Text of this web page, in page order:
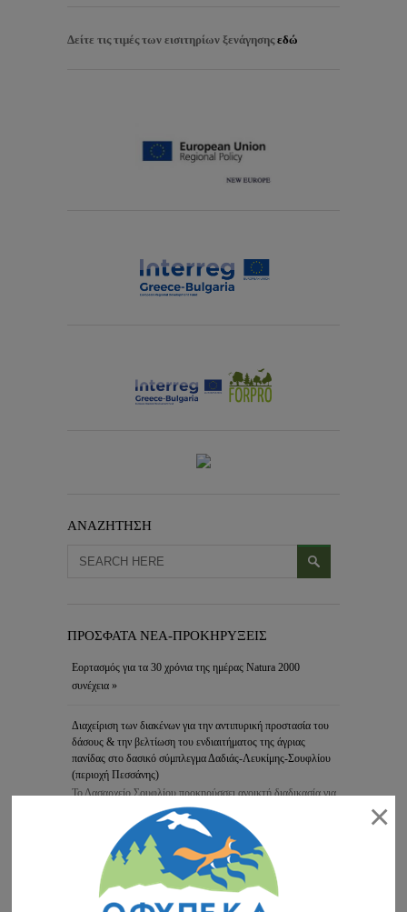
Δείτε τις τιμές των εισιτηρίων ξενάγησηςεδώ
ΑΝΑΖΗΤΗΣΗ
ΠΡΟΣΦΑΤΑ ΝΕΑ-ΠΡΟΚΗΡΥΞΕΙΣ
Εορτασμός για τα 30 χρόνια της ημέρας Natura 2000
συνέχεια »
Διαχείριση των διακένων για την αντιπυρική προστασία του
δάσους & την βελτίωση του ενδιαιτήματος της άγριας
πανίδας στο δασικό σύμπλεγμα Δαδιάς-Λευκίμης-Σουφλίου
(περιοχή Πεσσάνης)
Το Δασαρχείο Σουφλίου προκηρύσσει ανοικτή διαδικασία για
τη σύναψη ηλεκτρονικής …
συνέχεια »
Συμμετοχή της μονάδας διαχείρισης στην εκδήλωση του
δήμου Σουφλίου
Η Μονάδα Διαχείρισης Εθνικών Πάρκων Δέλτα Έβρου,
Δαδιάς και Προστατευόμενων … συνέχεια »
×